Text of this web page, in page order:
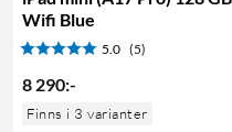
Wifi Blue
5.0 (5)
8 290:-
Finns i 3 varianter